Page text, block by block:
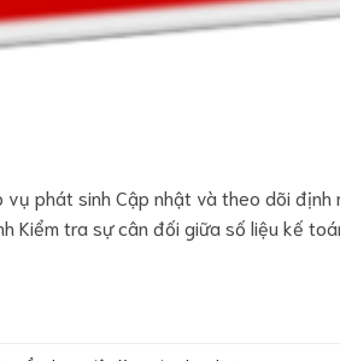
phát sinh Cập nhật và theo dõi định
Kiểm tra sự cân đối giữa số liệu kế